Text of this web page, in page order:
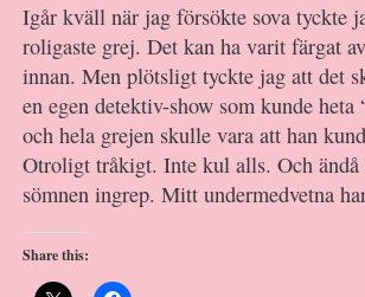
Igår kväll när jag försökte sova tyckte
roligaste grej. Det kan ha varit färgat
innan. Men plötsligt tyckte jag att det
en egen detektiv-show som kunde
och hela grejen skulle vara att han
Otroligt tråkigt. Inte kul alls. Och
sömnen ingrep. Mitt undermedvetna
Share this: